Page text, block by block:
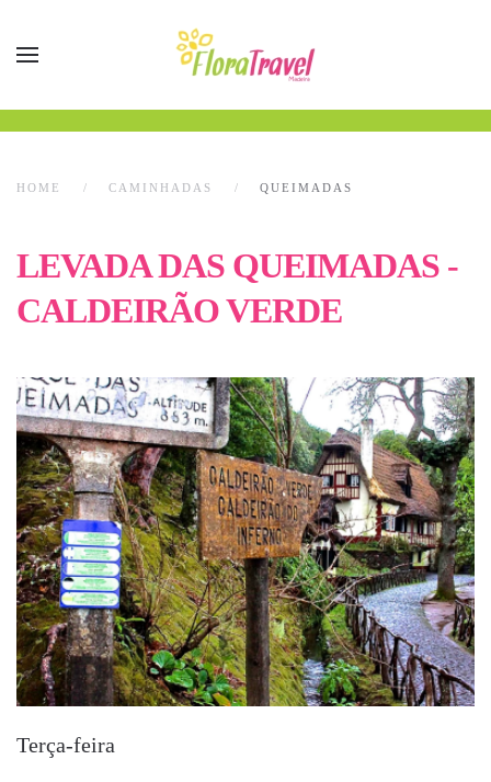
HOME CAMINHADAS QUEIMADAS
LEVADA DAS QUEIMADAS -
CALDEIRÃO VERDE
Terça-feira